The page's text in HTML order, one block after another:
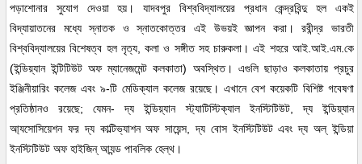
পড়াশোনার সুযোগ দেওয়া হয়। যাদবপুর বিশ্ববিদ্যালয়ের প্রধান কেন্দ্রবিন্দু হল একই
বিদ্যায়াতনের মধ্যে স্নাতক ও স্নাতকোত্তর এই উভয়ই জ্ঞাপন করা। রবীন্দ্র ভারতী
বিশ্ববিদ্যালয়ের বিশেষত্ব হল নৃত্য, কলা ও সঙ্গীত সহ চারুকলা। এই শহরে আই.আই.এম.কে
(ইন্ডিয়্যান ইন্টিটিউট অফ ম্যানেজমেন্ট কলকাতা) অবস্থিত। এগুলি ছাড়াও কলকাতায় প্রচুর
ইঞ্জিনীয়ারিং কলেজ এবং ৯-টি মেডিক্যাল কলেজ রয়েছে। এখানে বেশ কয়েকটি বিশিষ্ট গবেষণা
প্রতিষ্ঠানও রয়েছে; যেমন- দ্য ইন্ডিয়্যান স্ট্যাটিস্টিক্যাল ইনস্টিটিউট, দ্য ইন্ডিয়্যান
আ্যসোসিয়েশন ফর দ্য কাল্টিভ্যাশন অফ সায়েন্স, দ্য বোস ইনস্টিটিউট এবং দ্য অল্ ইন্ডিয়া
ইনস্টিটিউট অফ হাইজিন্ আ্যন্ড পাবলিক হেল্থ।